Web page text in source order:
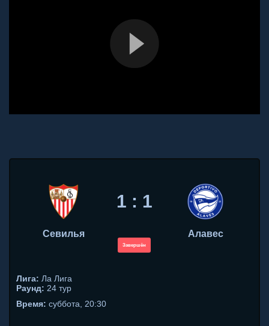
Севилья
1 : 1
Завершён
Алавес
Лига: Ла Лига
Раунд: 24 тур
Время: суббота, 20:30